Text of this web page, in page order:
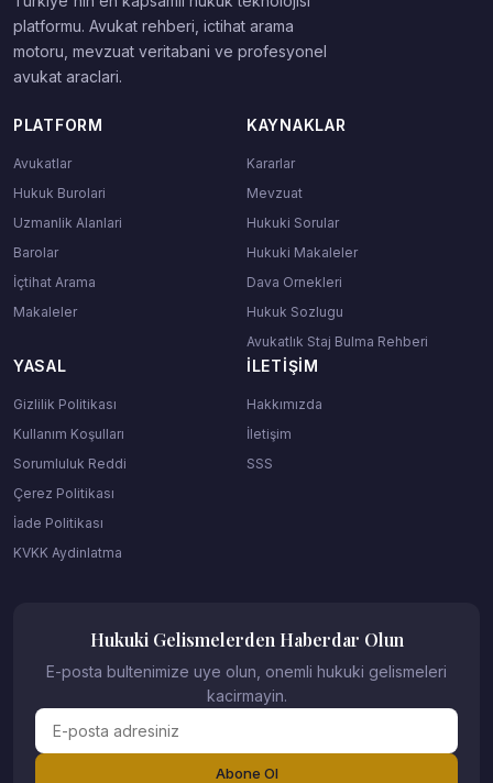
platformu. Avukat rehberi, ictihat arama
motoru, mevzuat veritabani ve profesyonel
avukat araclari.
PLATFORM
Avukatlar
Hukuk Burolari
Uzmanlik Alanlari
Barolar
İçtihat Arama
Makaleler
KAYNAKLAR
Kararlar
Mevzuat
Hukuki Sorular
Hukuki Makaleler
Dava Ornekleri
Hukuk Sozlugu
Avukatlık Staj Bulma Rehberi
YASAL
Gizlilik Politikası
Kullanım Koşulları
Sorumluluk Reddi
Çerez Politikası
İade Politikası
KVKK Aydinlatma
İLETIŞIM
Hakkımızda
İletişim
SSS
Hukuki Gelismelerden Haberdar Olun
E-posta bultenimize uye olun, onemli hukuki gelismeleri
kacirmayin.
Abone Ol